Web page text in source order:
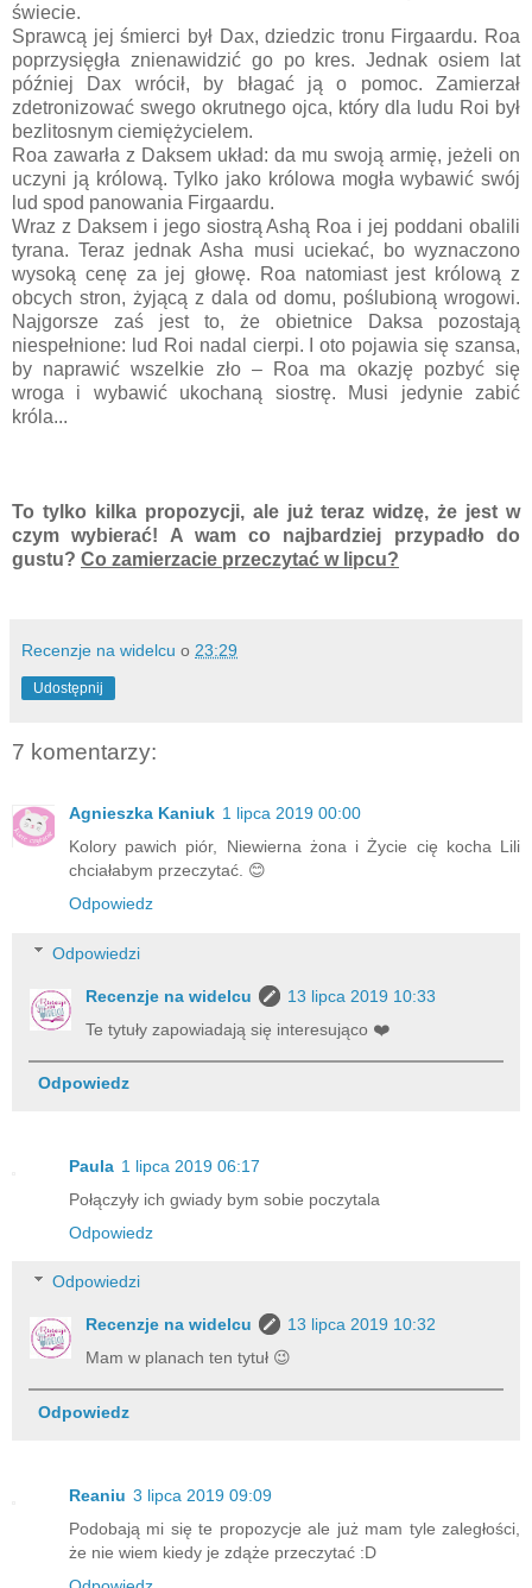
świecie.
Sprawcą jej śmierci był Dax, dziedzic tronu Firgaardu. Roa
poprzysięgła znienawidzić go po kres. Jednak osiem lat
później Dax wrócił, by błagać ją o pomoc. Zamierzał
zdetronizować swego okrutnego ojca, który dla ludu Roi był
bezlitosnym ciemiężycielem.
Roa zawarła z Daksem układ: da mu swoją armię, jeżeli on
uczyni ją królową. Tylko jako królowa mogła wybawić swój
lud spod panowania Firgaardu.
Wraz z Daksem i jego siostrą Ashą Roa i jej poddani obalili
tyrana. Teraz jednak Asha musi uciekać, bo wyznaczono
wysoką cenę za jej głowę. Roa natomiast jest królową z
obcych stron, żyjącą z dala od domu, poślubioną wrogowi.
Najgorsze zaś jest to, że obietnice Daksa pozostają
niespełnione: lud Roi nadal cierpi. I oto pojawia się szansa,
by naprawić wszelkie zło – Roa ma okazję pozbyć się
wroga i wybawić ukochaną siostrę. Musi jedynie zabić
króla...
To tylko kilka propozycji, ale już teraz widzę, że jest w
czym wybierać! A wam co najbardziej przypadło do
gustu? Co zamierzacie przeczytać w lipcu?
Recenzje na widelcu o 23:29
Udostępnij
7 komentarzy:
Agnieszka Kaniuk 1 lipca 2019 00:00
Kolory pawich piór, Niewierna żona i Życie cię kocha Lili
chciałabym przeczytać. 😊
Odpowiedz
Odpowiedzi
Recenzje na widelcu
13 lipca 2019 10:33
Te tytuły zapowiadają się interesująco ❤️
Odpowiedz
Paula 1 lipca 2019 06:17
Połączyły ich gwiady bym sobie poczytala
Odpowiedz
Odpowiedzi
Recenzje na widelcu
13 lipca 2019 10:32
Mam w planach ten tytuł 😉
Odpowiedz
Reaniu 3 lipca 2019 09:09
Podobają mi się te propozycje ale już mam tyle zaległości,
że nie wiem kiedy je zdąże przeczytać :D